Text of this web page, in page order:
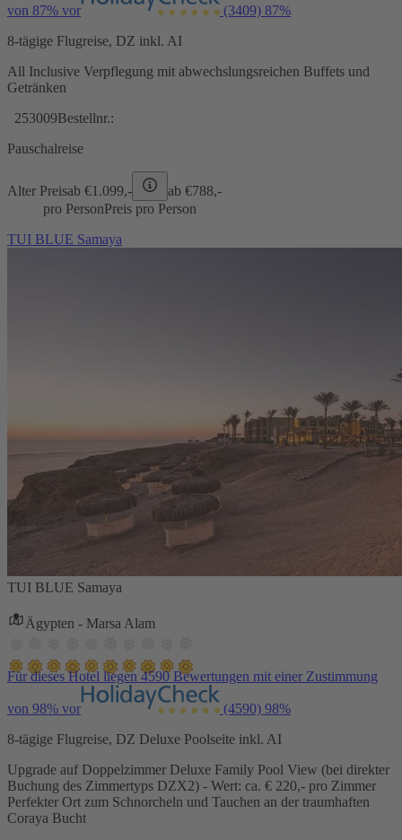
von 87% vor (3409) 87%
8-tägige Flugreise, DZ inkl. AI
All Inclusive Verpflegung mit abwechslungsreichen Buffets und
Getränken
253009Bestellnr.:
Pauschalreise
Alter Preisab €1.099,- ab €788,-
pro PersonPreis pro Person
TUI BLUE Samaya
TUI BLUE Samaya
Ägypten - Marsa Alam
Für dieses Hotel liegen 4590 Bewertungen mit einer Zustimmung
von 98% vor (4590) 98%
8-tägige Flugreise, DZ Deluxe Poolseite inkl. AI
Upgrade auf Doppelzimmer Deluxe Family Pool View (bei direkter
Buchung des Zimmertyps DZX2) - Wert: ca. € 220,- pro Zimmer
Perfekter Ort zum Schnorcheln und Tauchen an der traumhaften
Coraya Bucht